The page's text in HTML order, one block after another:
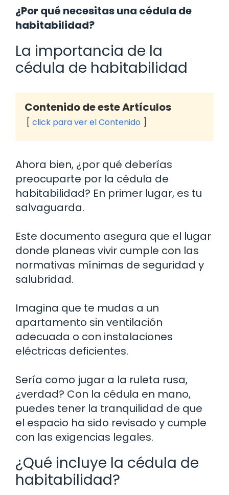
¿Por qué necesitas una cédula de
habitabilidad?
La importancia de la
cédula de habitabilidad
Contenido de este Artículos
click para ver el Contenido
Ahora bien, ¿por qué deberías
preocuparte por la cédula de
habitabilidad? En primer lugar, es tu
salvaguarda.
Este documento asegura que el lugar
donde planeas vivir cumple con las
normativas mínimas de seguridad y
salubridad.
Imagina que te mudas a un
apartamento sin ventilación
adecuada o con instalaciones
eléctricas deficientes.
Sería como jugar a la ruleta rusa,
¿verdad? Con la cédula en mano,
puedes tener la tranquilidad de que
el espacio ha sido revisado y cumple
con las exigencias legales.
¿Qué incluye la cédula de
habitabilidad?